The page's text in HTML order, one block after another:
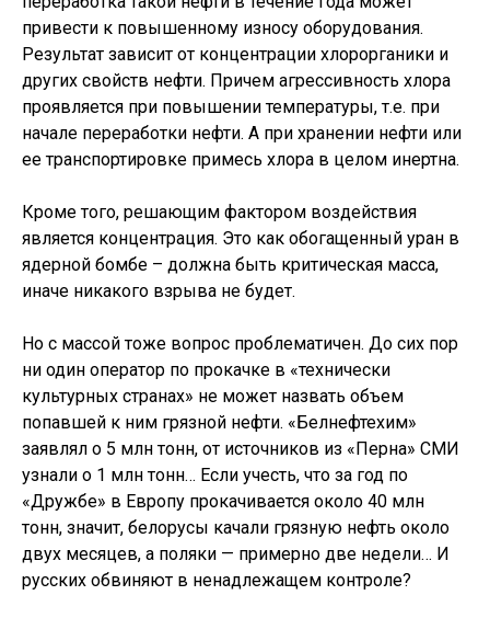
привести к повышенному износу оборудования.
Результат зависит от концентрации хлорорганики и
других свойств нефти. Причем агрессивность хлора
проявляется при повышении температуры, т.е. при
начале переработки нефти. А при хранении нефти или
ее транспортировке примесь хлора в целом инертна.
Кроме того, решающим фактором воздействия
является концентрация. Это как обогащенный уран в
ядерной бомбе – должна быть критическая масса,
иначе никакого взрыва не будет.
Но с массой тоже вопрос проблематичен. До сих пор
ни один оператор по прокачке в «технически
культурных странах» не может назвать объем
попавшей к ним грязной нефти. «Белнефтехим»
заявлял о 5 млн тонн, от источников из «Перна» СМИ
узнали о 1 млн тонн… Если учесть, что за год по
«Дружбе» в Европу прокачивается около 40 млн
тонн, значит, белорусы качали грязную нефть около
двух месяцев, а поляки — примерно две недели… И
русских обвиняют в ненадлежащем контроле?